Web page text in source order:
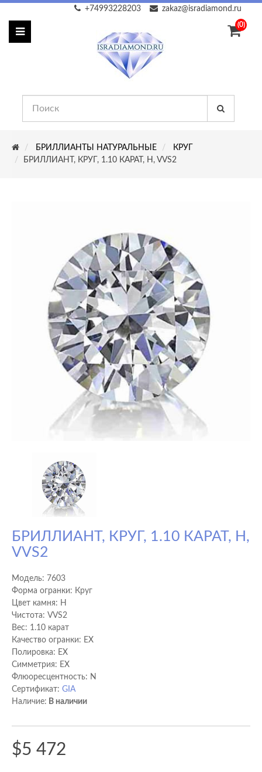
zakaz@isradiamond.ru
+74993228203
(0)
БРИЛЛИАНТЫ НАТУРАЛЬНЫЕ
КРУГ
БРИЛЛИАНТ, КРУГ, 1.10 КАРАТ, H, VVS2
БРИЛЛИАНТ, КРУГ, 1.10 КАРАТ, H,
VVS2
Модель: 7603
Форма огранки: Круг
Цвет камня: H
Чистота: VVS2
Вес: 1.10 карат
Качество огранки: EX
Полировка: EX
Cимметрия: EX
Флюоресцентность: N
Сертификат: GIA
Наличие: В наличии
$5 472